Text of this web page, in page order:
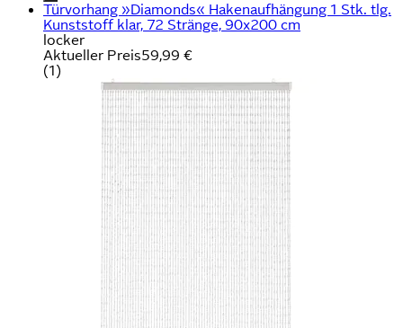
Türvorhang »Diamonds« Hakenaufhängung 1 Stk. tlg.
Kunststoff klar, 72 Stränge, 90x200 cm
locker
Aktueller Preis59,99 €
(1)